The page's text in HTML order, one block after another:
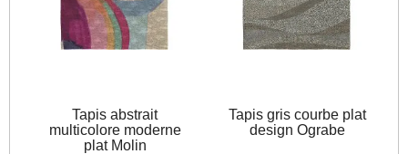
Tapis abstrait
multicolore moderne
plat Molin
Tapis gris courbe plat
design Ograbe